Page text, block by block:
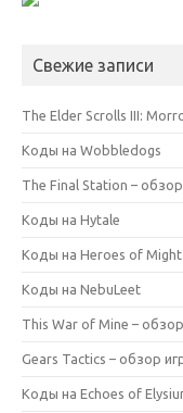
Свежие записи
The Elder Scrolls III:
Коды на Wobbledogs
The Final Station –
Коды на Hytale
Коды на Heroes of Might
Коды на NebuLeet
This War of Mine –
Gears Tactics – обзор
Коды на Echoes of